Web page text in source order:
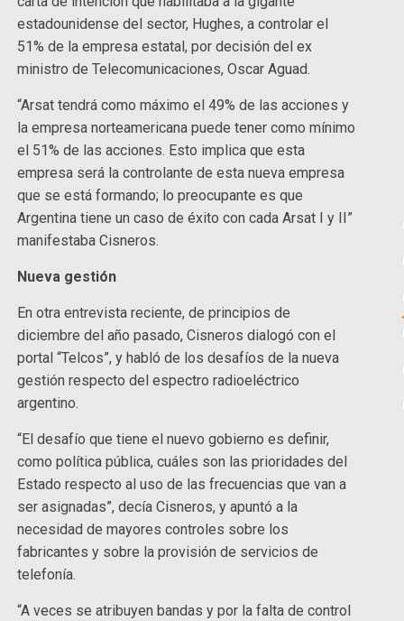
estadounidense del sector, Hughes, a controlar el
51% de la empresa estatal, por decisión del ex
ministro de Telecomunicaciones, Oscar Aguad.
“Arsat tendrá como máximo el 49% de las acciones y
la empresa norteamericana puede tener como mínimo
el 51% de las acciones. Esto implica que esta
empresa será la controlante de esta nueva empresa
que se está formando; lo preocupante es que
Argentina tiene un caso de éxito con cada Arsat I y II”
manifestaba Cisneros.
Nueva gestión
En otra entrevista reciente, de principios de
diciembre del año pasado, Cisneros dialogó con el
portal “Telcos”, y habló de los desafíos de la nueva
gestión respecto del espectro radioeléctrico
argentino.
“El desafío que tiene el nuevo gobierno es definir,
como política pública, cuáles son las prioridades del
Estado respecto al uso de las frecuencias que van a
ser asignadas”, decía Cisneros, y apuntó a la
necesidad de mayores controles sobre los
fabricantes y sobre la provisión de servicios de
telefonía.
“A veces se atribuyen bandas y por la falta de control